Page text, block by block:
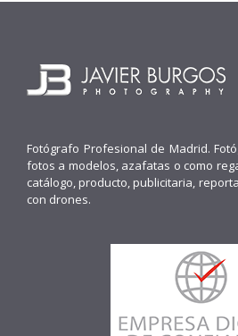
Fotógrafo Profesional de Madrid.
fotos a modelos, azafatas o como
catálogo, producto, publicitaria,
con drones.